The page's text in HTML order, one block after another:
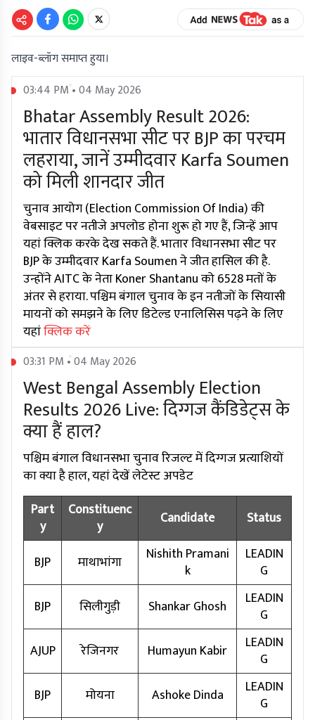
लाइव-ब्लॉग समाप्त हुया।
03:44 PM • 04 May 2026
Bhatar Assembly Result 2026:
भातार विधानसभा सीट पर BJP का परचम
लहराया, जानें उम्मीदवार Karfa Soumen
को मिली शानदार जीत
चुनाव आयोग (Election Commission Of India) की
वेबसाइट पर नतीजे अपलोड होना शुरू हो गए हैं, जिन्हें आप
यहां क्लिक करके देख सकते हैं. भातार विधानसभा सीट पर
BJP के उम्मीदवार Karfa Soumen ने जीत हासिल की है.
उन्होंने AITC के नेता Koner Shantanu को 6528 मतों के
अंतर से हराया. पश्चिम बंगाल चुनाव के इन नतीजों के सियासी
मायनों को समझने के लिए डिटेल्ड एनालिसिस पढ़ने के लिए
यहांक्लिक करें
03:31 PM • 04 May 2026
West Bengal Assembly Election
Results 2026 Live: दिग्गज कैंडिडेट्स के
क्या हैं हाल?
पश्चिम बंगाल विधानसभा चुनाव रिजल्ट में दिग्गज प्रत्याशियों
का क्या है हाल, यहां देखें लेटेस्ट अपडेट
Part
y
Constituenc
y
Candidate Status
BJP माथाभांगा
Nishith Pramani
k
LEADIN
G
BJP
सिलीगुड़ी Shankar Ghosh
LEADIN
G
AJUP
रेजिनगर Humayun Kabir
LEADIN
G
BJP
मोयना Ashoke Dinda
LEADIN
G